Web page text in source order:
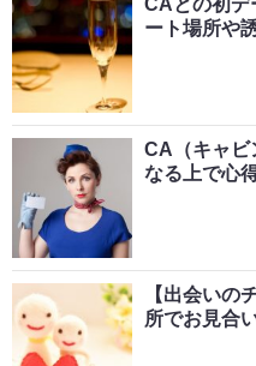
CAとの初デ
ート場所や
CA（キャビ
なる上で心
【出会いの
所でお見合